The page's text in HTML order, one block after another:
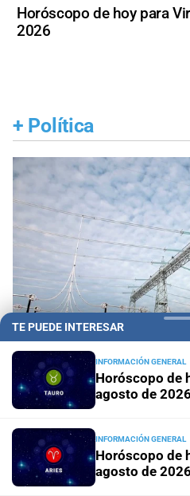
Horóscopo de hoy para
2026
+ Política
Tarifazo eléctrico a las
En Rosario
Invencible Arena:
estadio de los Juegos
TE PUEDE INTERESAR
INFORMACIÓN GENERAL
Horóscopo de
agosto de
INFORMACIÓN GENERAL
Horóscopo de
agosto de